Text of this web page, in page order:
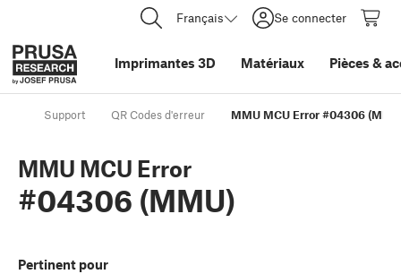
Français Se connecter
Imprimantes 3D Matériaux Pièces &
Support QR Codes d'erreur MMU MCU Error #04306
MMU MCU Error
#04306 (MMU)
Pertinent pour